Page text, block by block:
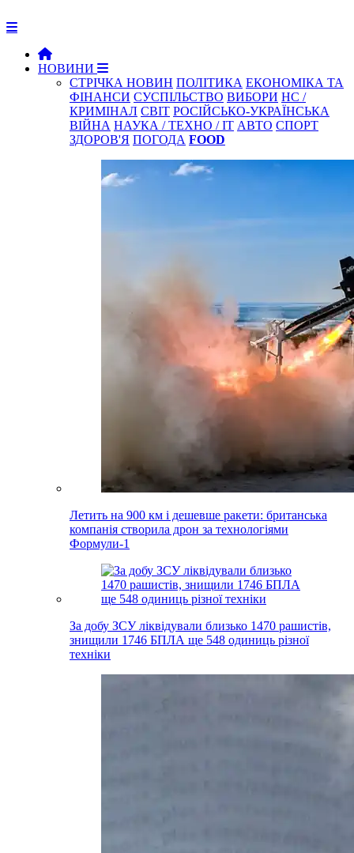
НОВИНИ
СТРІЧКА НОВИН ПОЛІТИКА ЕКОНОМІКА ТА
ФІНАНСИ СУСПІЛЬСТВО ВИБОРИ НС /
КРИМІНАЛ СВІТ РОСІЙСЬКО-УКРАЇНСЬКА
ВІЙНА НАУКА / ТЕХНО / IT АВТО СПОРТ
ЗДОРОВ'Я ПОГОДА FOOD
Летить на 900 км і дешевше ракети: британська
компанія створила дрон за технологіями
Формули-1
За добу ЗСУ ліквідували близько 1470 рашистів,
знищили 1746 БПЛА ще 548 одиниць різної
техніки